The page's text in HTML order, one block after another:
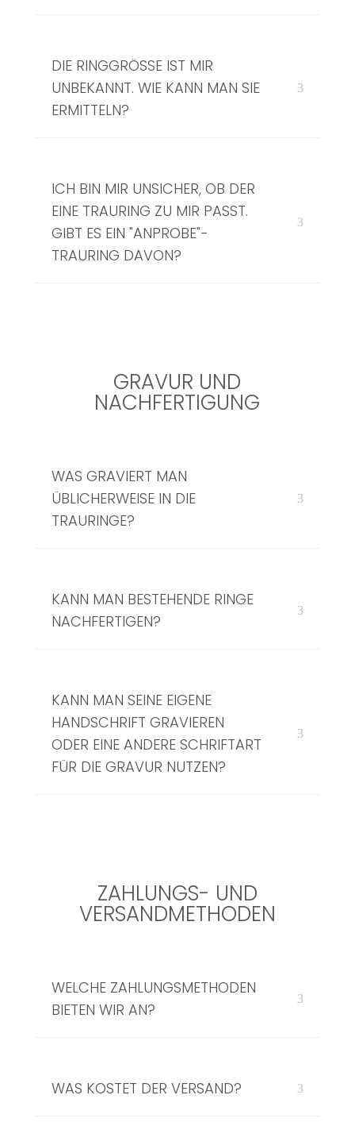
DIE RINGGRÖSSE IST MIR U
NBEKANNT. WIE KANN MAN SIE E
RMITTELN?
ICH BIN MIR UNSICHER, OB DER
EINE TRAURING ZU MIR PASST.
GIBT ES EIN "ANPROBE"-
TRAURING DAVON?
GRAVUR UND
NACHFERTIGUNG
WAS GRAVIERT MAN
ÜBLICHERWEISE IN DIE
TRAURINGE?
KANN MAN BESTEHENDE RINGE
NACHFERTIGEN?
KANN MAN SEINE EIGENE
HANDSCHRIFT GRAVIEREN
ODER EINE ANDERE SCHRIFTART
FÜR DIE GRAVUR NUTZEN?
ZAHLUNGS- UND
VERSANDMETHODEN
WELCHE ZAHLUNGSMETHODEN
BIETEN WIR AN?
WAS KOSTET DER VERSAND?